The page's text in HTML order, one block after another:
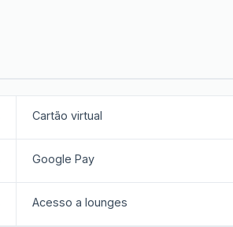
Cartão virtual
Google Pay
Acesso a lounges